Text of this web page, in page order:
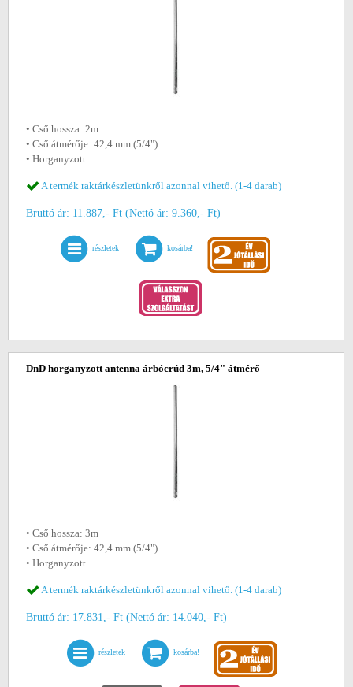
• Cső hossza: 2m
• Cső átmérője: 42,4 mm (5/4")
• Horganyzott
A termék raktárkészletünkről azonnal vihető. (1-4 darab)
Bruttó ár: 11.887,- Ft (Nettó ár: 9.360,- Ft)
részletek kosárba!
DnD horganyzott antenna árbócrúd 3m, 5/4" átmérő
• Cső hossza: 3m
• Cső átmérője: 42,4 mm (5/4")
• Horganyzott
A termék raktárkészletünkről azonnal vihető. (1-4 darab)
Bruttó ár: 17.831,- Ft (Nettó ár: 14.040,- Ft)
részletek kosárba!